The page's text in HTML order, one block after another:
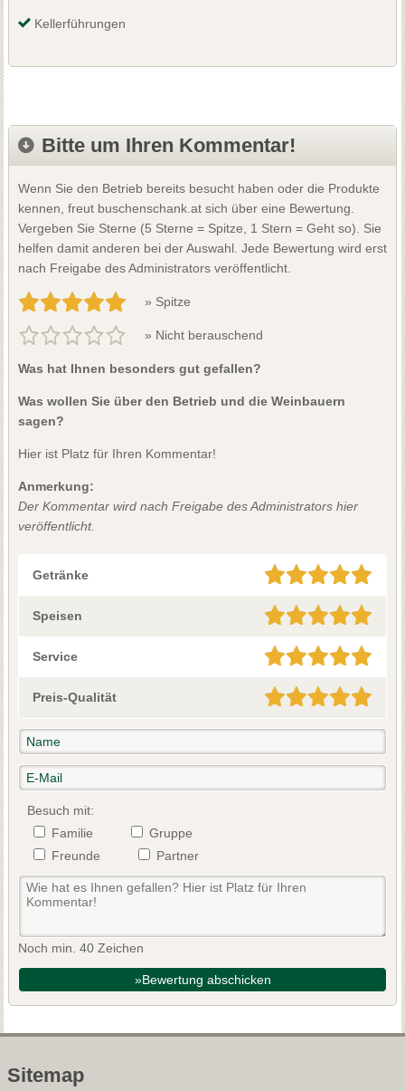
Kellerführungen
Bitte um Ihren Kommentar!
Wenn Sie den Betrieb bereits besucht haben oder die Produkte
kennen, freut buschenschank.at sich über eine Bewertung.
Vergeben Sie Sterne (5 Sterne = Spitze, 1 Stern = Geht so). Sie
helfen damit anderen bei der Auswahl. Jede Bewertung wird erst
nach Freigabe des Administrators veröffentlicht.
» Spitze
» Nicht berauschend
Was hat Ihnen besonders gut gefallen?
Was wollen Sie über den Betrieb und die Weinbauern
sagen?
Hier ist Platz für Ihren Kommentar!
Anmerkung:
Der Kommentar wird nach Freigabe des Administrators hier
veröffentlicht.
Getränke
Speisen
Service
Preis-Qualität
Besuch mit:
Familie
Gruppe
Freunde
Partner
Noch min. 40 Zeichen
»Bewertung abschicken
Sitemap